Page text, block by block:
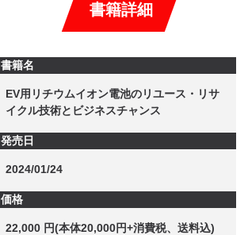
書籍詳細
書籍名
EV用リチウムイオン電池のリユース・リサ
イクル技術とビジネスチャンス
発売日
2024/01/24
価格
22,000 円(本体20,000円+消費税、送料込)